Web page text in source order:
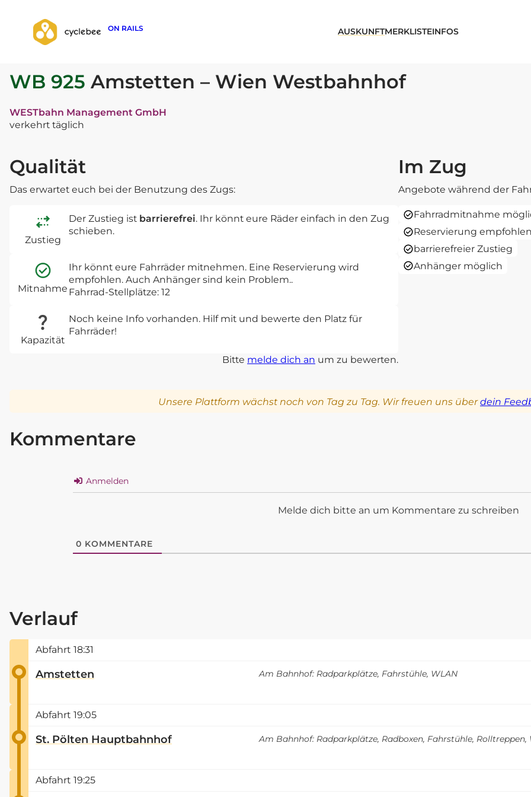
ON RAILS AUSKUNFTMERKLISTEINFOS
zurück zur Suche
WB 925 Amstetten – Wien Westbahnhof
WESTbahn Management GmbH
verkehrt täglich
Qualität
Das erwartet euch bei der Benutzung des Zugs:
Zustieg
Der Zustieg ist barrierefrei. Ihr könnt eure Räder einfach in den Zug
schieben.
Mitnahme
Ihr könnt eure Fahrräder mitnehmen. Eine Reservierung wird
empfohlen. Auch Anhänger sind kein Problem..
Fahrrad-Stellplätze: 12
Kapazität
Noch keine Info vorhanden. Hilf mit und bewerte den Platz für
Fahrräder!
Bitte melde dich an um zu bewerten.
Im Zug
Angebote während der
Fahrradmitnahme
Reservierung empfohlen
barrierefreier Zustieg
Anhänger möglich
Unsere Plattform wächst noch von Tag zu Tag. Wir freuen uns überdein
Kommentare
Anmelden
Melde dich bitte an um Kommentare zu schreiben
0 KOMMENTARE
Verlauf
Abfahrt 18:31
Amstetten
Am Bahnhof: Radparkplätze, Fahrstühle, WLAN
Abfahrt 19:05
St. Pölten Hauptbahnhof
Am Bahnhof: Radparkplätze, Radboxen, Fahrstühle, Rolltreppen,
Abfahrt 19:25